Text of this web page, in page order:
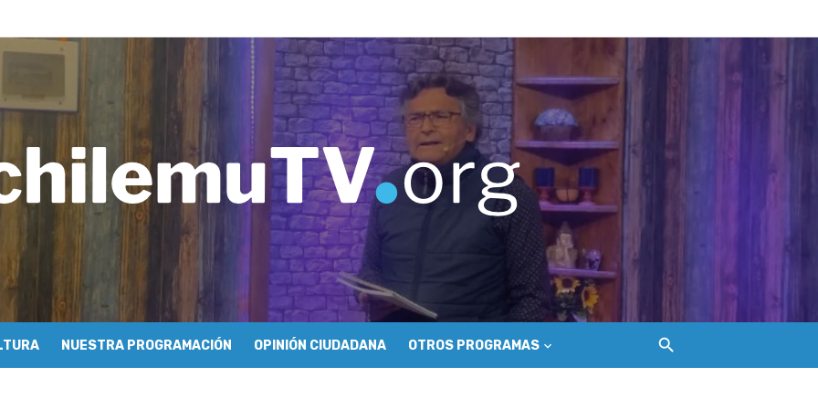
de Economía y Obras Públicas para buscar una salida a la crisis que golpea a los salineros de Cáhuil
de Mundo Móvil y avanza en su estrategia para construir un ecosistema de conectividad
en torno a la exposición “Zincnético”
Rafael Guendelman
cómo se hace televisión comunitaria en Pichilemu
y escuela comunitaria
con María Lina Fermandois y Luis Polanco
participativa del Plan Local de Restauración del Secano Costero Nilahue
en su segunda clasificatoria
– Cecilia Araneda
NUESTRA PROGRAMACIÓN OPINIÓN CIUDADANA OTROS PROGRAMAS